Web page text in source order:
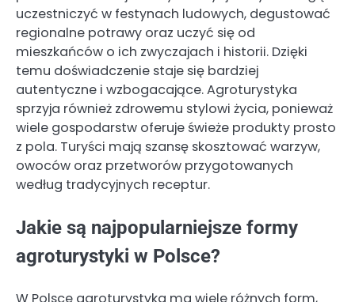
uczestniczyć w festynach ludowych, degustować
regionalne potrawy oraz uczyć się od
mieszkańców o ich zwyczajach i historii. Dzięki
temu doświadczenie staje się bardziej
autentyczne i wzbogacające. Agroturystyka
sprzyja również zdrowemu stylowi życia, ponieważ
wiele gospodarstw oferuje świeże produkty prosto
z pola. Turyści mają szansę skosztować warzyw,
owoców oraz przetworów przygotowanych
według tradycyjnych receptur.
Jakie są najpopularniejsze formy
agroturystyki w Polsce?